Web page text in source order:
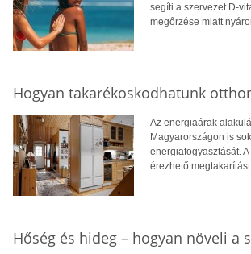
segíti a szervezet D-
megőrzése miatt
Hogyan takarékoskodhatunk
Az energiaárak
Magyarországon is
energiafogyasztását.
érezhető
Hőség és hideg – hogyan növeli a